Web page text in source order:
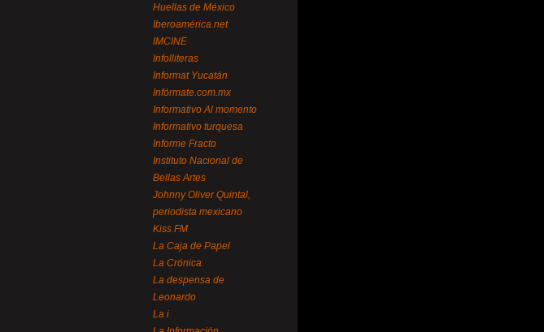
Huellas de México
Iberoamérica.net
IMCINE
Infolliteras
Informat Yucatán
Infórmate.com.mx
Informativo Al momento
Informativo turquesa
Informe Fracto
Instituto Nacional de
Bellas Artes
Johnny Oliver Quintal,
periodista mexicano
Kiss FM
La Caja de Papel
La Crónica
La despensa de
Leonardo
La i